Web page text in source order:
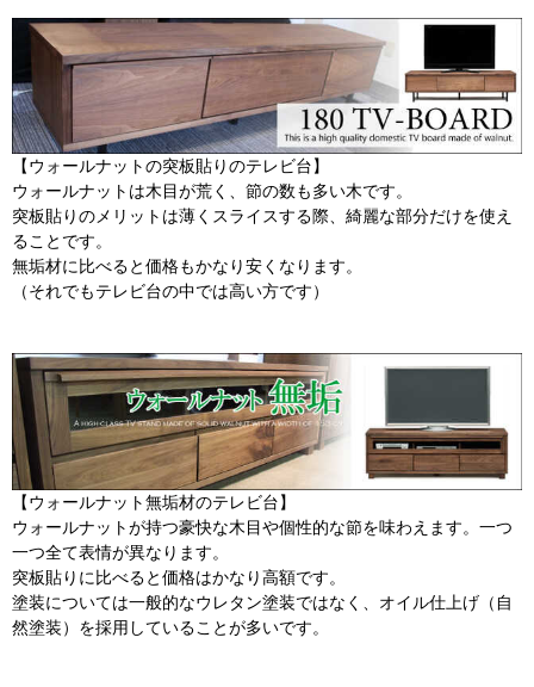
【ウォールナットの突板貼りのテレビ台】
ウォールナットは木目が荒く、節の数も多い木です。
突板貼りのメリットは薄くスライスする際、綺麗な部分だけを使え
ることです。
無垢材に比べると価格もかなり安くなります。
（それでもテレビ台の中では高い方です）
【ウォールナット無垢材のテレビ台】
ウォールナットが持つ豪快な木目や個性的な節を味わえます。一つ
一つ全て表情が異なります。
突板貼りに比べると価格はかなり高額です。
塗装については一般的なウレタン塗装ではなく、オイル仕上げ（自
然塗装）を採用していることが多いです。